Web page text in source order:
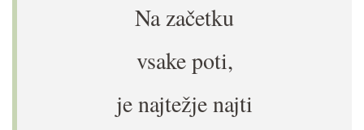
Na začetku
vsake poti,
je najtežje najti